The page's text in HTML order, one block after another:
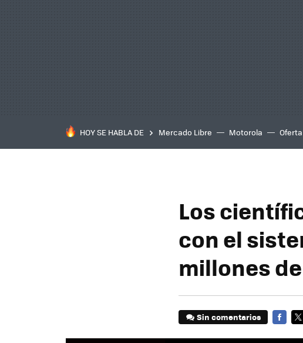
HOY SE HABLA DE Mercado Libre Motorola Oferta
Los
con el
millones
Sin comentarios